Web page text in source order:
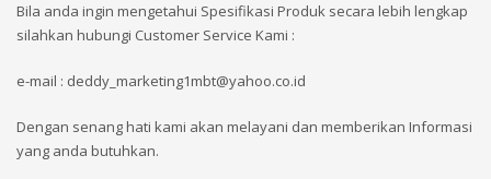
Bila anda ingin mengetahui Spesifikasi Produk secara lebih lengkap
silahkan hubungi Customer Service Kami :
e-mail : deddy_marketing1mbt@yahoo.co.id
Dengan senang hati kami akan melayani dan memberikan Informasi
yang anda butuhkan.